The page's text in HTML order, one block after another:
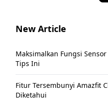
New Article
Maksimalkan Fungsi
Tips Ini
Fitur Tersembunyi Amazfit
Diketahui